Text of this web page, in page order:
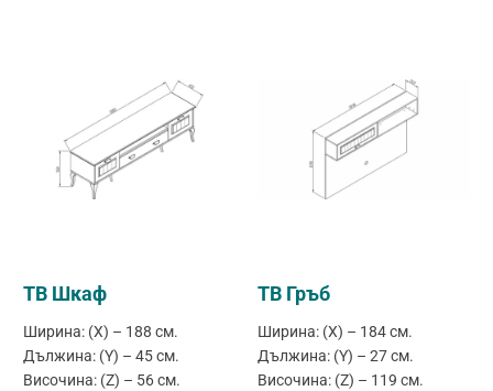
ТВ Шкаф
Ширина: (X) – 188 см.
Дължина: (Y) – 45 см.
Височина: (Z) – 56 см.
ТВ Гръб
Ширина: (X) – 184 см.
Дължина: (Y) – 27 см.
Височина: (Z) – 119 см.